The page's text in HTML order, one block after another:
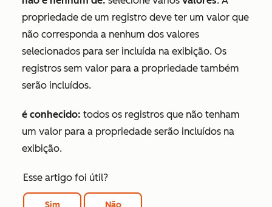
propriedade de um registro deve ter um valor que
não corresponda a nenhum dos valores
selecionados para ser incluída na exibição. Os
registros sem valor para a propriedade também
serão incluídos.
é conhecido: todos os registros que não tenham
um valor para a propriedade serão incluídos na
exibição.
Esse artigo foi útil?
Sim Não